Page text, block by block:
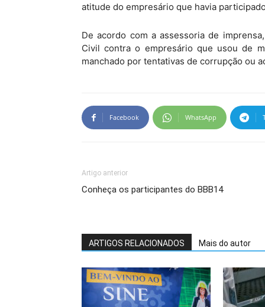
atitude do empresário que havia
De acordo com a assessoria de
Civil contra o empresário que usou de
manchado por tentativas de corrupção ou
Facebook WhatsApp
Artigo anterior
Conheça os participantes do BBB14
ARTIGOS RELACIONADOS Mais do autor